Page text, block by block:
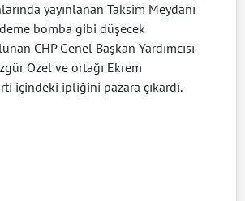
yayınlanan Taksim Meydanı
bomba gibi düşecek
CHP Genel Başkan Yardımcısı
Özel ve ortağı Ekrem
içindeki ipliğini pazara çıkardı.